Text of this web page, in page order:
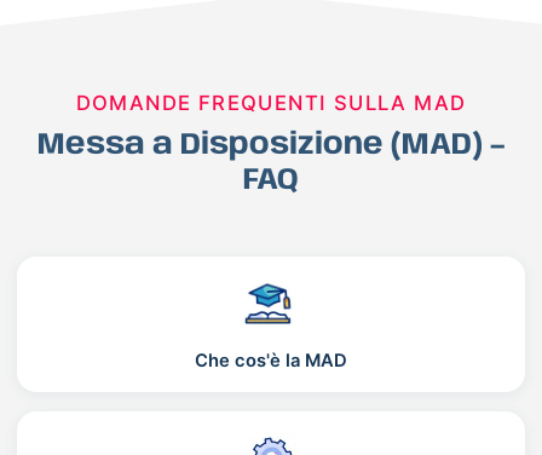
DOMANDE FREQUENTI SULLA MAD
Messa a Disposizione (MAD) –
FAQ
Che cos'è la MAD